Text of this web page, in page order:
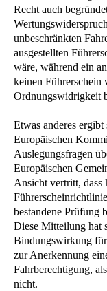
Recht auch
unbeschränkten
ausgestellten
wäre, während ein
keinen
Ordnungswidrigkeit
Etwas anderes
Europäischen
Auslegungsfragen
Europäischen
Ansicht vertritt, dass
bestandene Prüfung
Diese Mitteilung hat
Bindungswirkung
zur Anerkennung
Fahrberechtigung,
nicht.